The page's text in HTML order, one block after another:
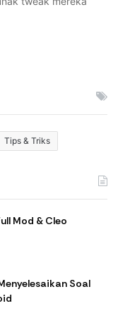
Tips & Triks
Mod & Cleo
Soal